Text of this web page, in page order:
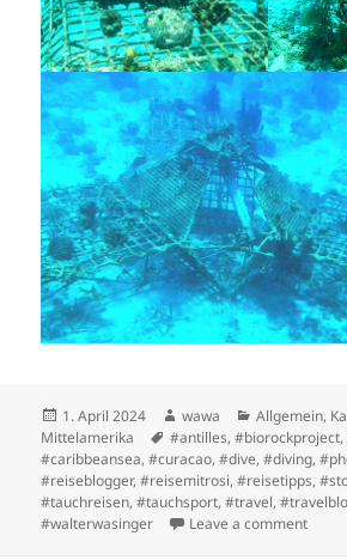
Posted
on
1. April 2024 Author
wawa Categories
Allgemein,
Mittelamerika
Tags
#antilles,#biorockproject,
#caribbeansea,#curacao,#dive,#diving,
#reiseblogger,#reisemitrosi,#reisetipps,
#tauchreisen,#tauchsport,#travel,
#walterwasinger
Leave a commenton